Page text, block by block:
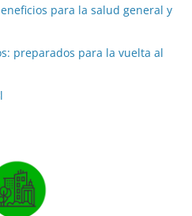
para la salud general y
preparados para la vuelta al